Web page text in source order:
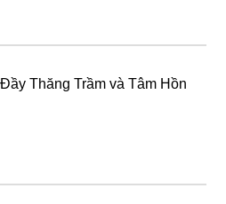
Thăng Trầm và Tâm Hồn